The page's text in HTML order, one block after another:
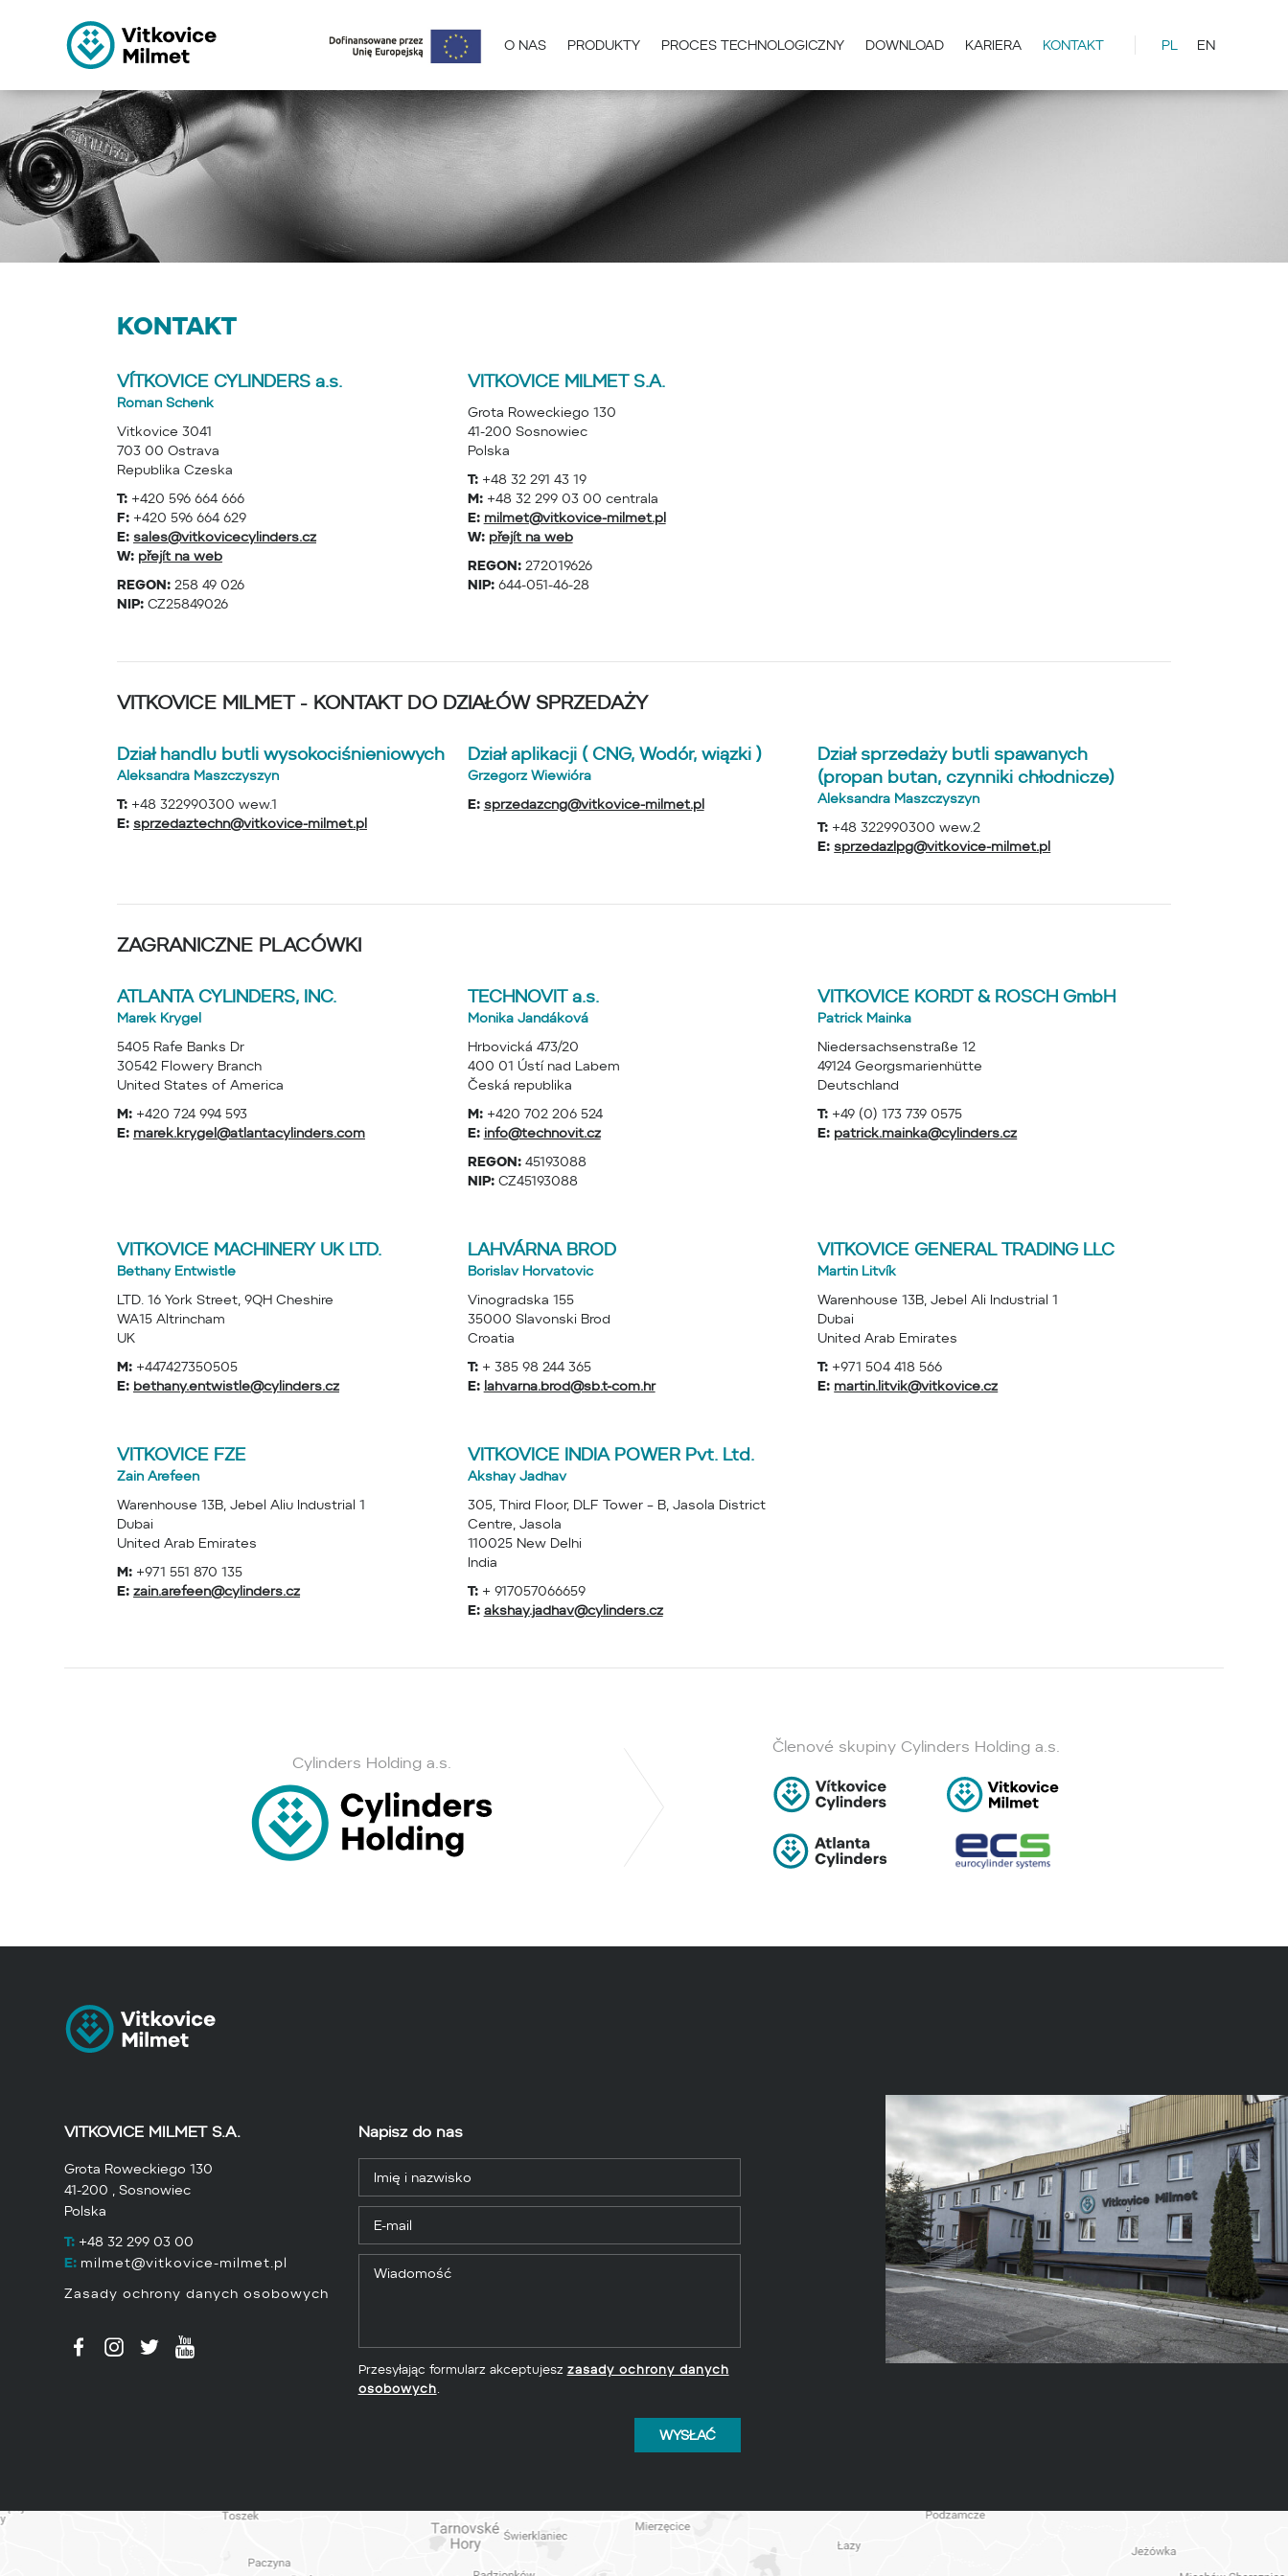
O NAS PRODUKTY PROCES TECHNOLOGICZNY DOWNLOAD KARIERA KONTAKT PL EN
KONTAKT
VÍTKOVICE CYLINDERS a.s.
Roman Schenk
Vitkovice 3041
703 00 Ostrava
Republika Czeska
T: +420 596 664 666
F: +420 596 664 629
E: sales@vitkovicecylinders.cz
W: přejít na web
REGON: 258 49 026
NIP: CZ25849026
VITKOVICE MILMET S.A.
Grota Roweckiego 130
41-200 Sosnowiec
Polska
T:+48 32 291 43 19
M:+48 32 299 03 00 centrala
E: milmet@vitkovice-milmet.pl
W: přejít na web
REGON:272019626
NIP:644-051-46-28
VITKOVICE MILMET - KONTAKT DO DZIAŁÓW SPRZEDAŻY
Dział handlu butli wysokociśnieniowych
Aleksandra Maszczyszyn
T: +48 322990300 wew.1
E: sprzedaztechn@vitkovice-milmet.pl
Dział aplikacji ( CNG, Wodór, wiązki )
Grzegorz Wiewióra
E: sprzedazcng@vitkovice-milmet.pl
Dział sprzedaży butli spawanych
(propan butan, czynniki chłodnicze)
Aleksandra Maszczyszyn
T: +48 322990300 wew.2
E: sprzedazlpg@vitkovice-milmet.pl
ZAGRANICZNE PLACÓWKI
ATLANTA CYLINDERS, INC.
Marek Krygel
5405 Rafe Banks Dr
30542 Flowery Branch
United States of America
M: +420 724 994 593
E: marek.krygel@atlantacylinders.com
TECHNOVIT a.s.
Monika Jandáková
Hrbovická 473/20
400 01 Ústí nad Labem
Česká republika
M:+420 702 206 524
E: info@technovit.cz
REGON:45193088
NIP:CZ45193088
VITKOVICE KORDT & ROSCH GmbH
Patrick Mainka
Niedersachsenstraße 12
49124 Georgsmarienhütte
Deutschland
T: +49 (0) 173 739 0575
E: patrick.mainka@cylinders.cz
VITKOVICE MACHINERY UK LTD.
Bethany Entwistle
LTD. 16 York Street, 9QH Cheshire
WA15 Altrincham
UK
M: +447427350505
E: bethany.entwistle@cylinders.cz
LAHVÁRNA BROD
Borislav Horvatovic
Vinogradska 155
35000 Slavonski Brod
Croatia
T:+ 385 98 244 365
E: lahvarna.brod@sb.t-com.hr
VITKOVICE GENERAL TRADING LLC
Martin Litvík
Warenhouse 13B, Jebel Ali Industrial 1
Dubai
United Arab Emirates
T: +971 504 418 566
E: martin.litvik@vitkovice.cz
VITKOVICE FZE
Zain Arefeen
Warenhouse 13B, Jebel Aliu Industrial 1
Dubai
United Arab Emirates
M: +971 551 870 135
E: zain.arefeen@cylinders.cz
VITKOVICE INDIA POWER Pvt. Ltd.
Akshay Jadhav
305, Third Floor, DLF Tower – B, Jasola District
Centre, Jasola
110025 New Delhi
India
T:+ 917057066659
E: akshay.jadhav@cylinders.cz
Cylinders Holding a.s.
Členové skupiny Cylinders Holding a.s.
VITKOVICE MILMET S.A.
Grota Roweckiego 130
41-200 , Sosnowiec
Polska
T: +48 32 299 03 00
E: milmet@vitkovice-milmet.pl
Zasady ochrony danych osobowych
Napisz do nas
Przesyłając formularz akceptujesz zasady ochrony danych
osobowych.